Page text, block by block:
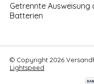
Getrennte
Batterien
© Copyright 2026
Lightspeed